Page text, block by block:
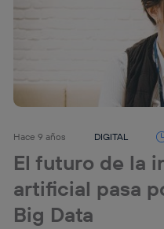
Hace 9 años DIGITAL
El futuro de la
artificial pasa
Big Data